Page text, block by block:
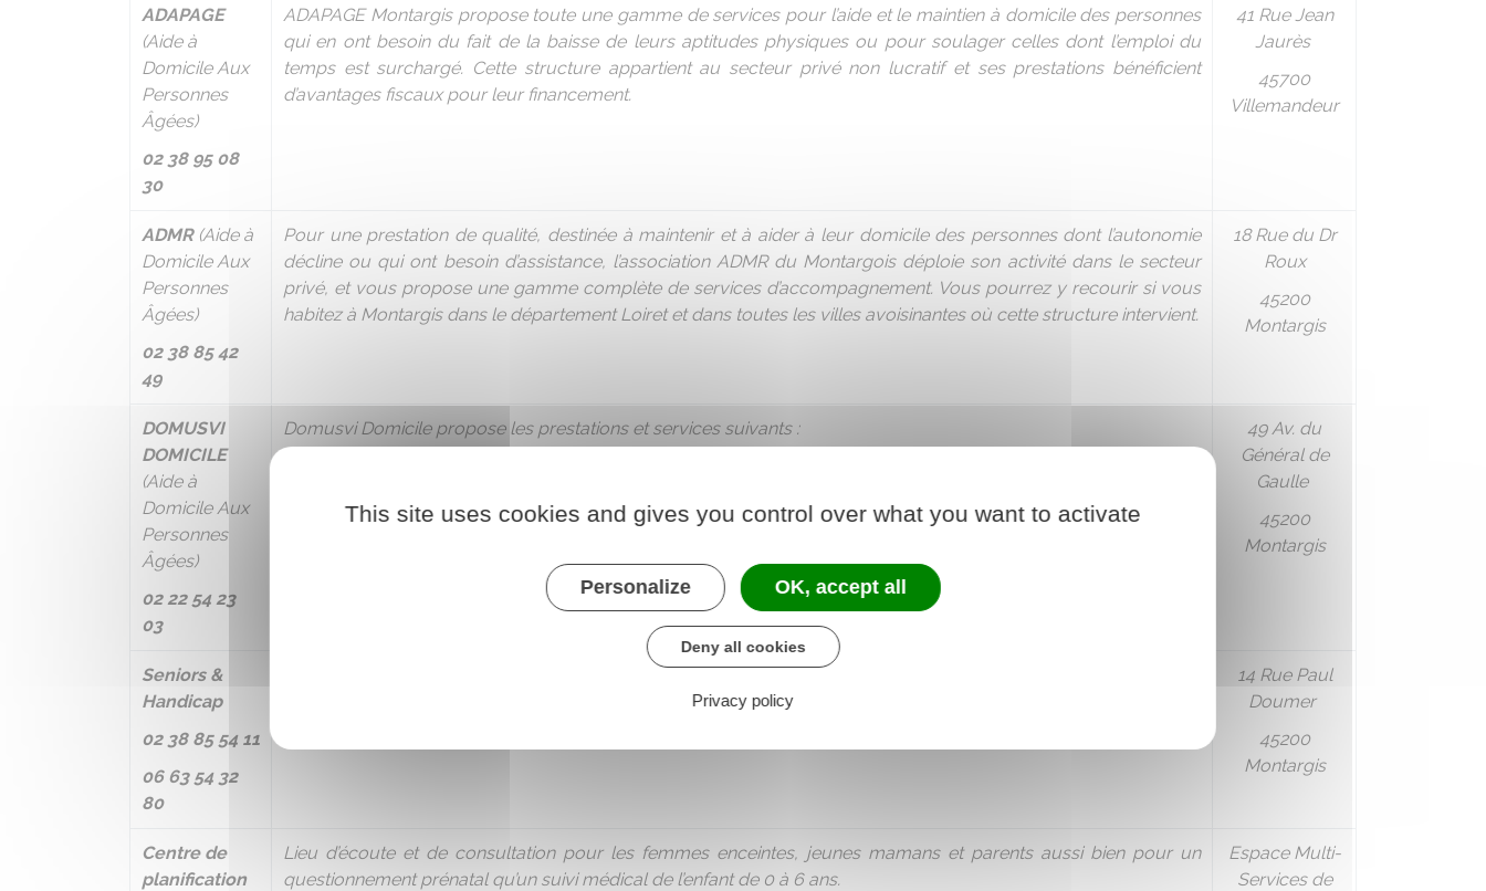
ADAPAGE
(Aide à
Domicile Aux
Personnes
Âgées)
02 38 95 08
30
ADAPAGE Montargis propose toute une gamme de services pour l’aide et le maintien à domicile des personnes
qui en ont besoin du fait de la baisse de leurs aptitudes physiques ou pour soulager celles dont l’emploi du
temps est surchargé. Cette structure appartient au secteur privé non lucratif et ses prestations bénéficient
d’avantages fiscaux pour leur financement.
41 Rue Jean
Jaurès
45700
Villemandeur
ADMR (Aide à
Domicile Aux
Personnes
Âgées)
02 38 85 42
49
Pour une prestation de qualité, destinée à maintenir et à aider à leur domicile des personnes dont l’autonomie
décline ou qui ont besoin d’assistance, l’association ADMR du Montargois déploie son activité dans le secteur
privé, et vous propose une gamme complète de services d’accompagnement. Vous pourrez y recourir si vous
habitez à Montargis dans le département Loiret et dans toutes les villes avoisinantes où cette structure intervient.
18 Rue du Dr
Roux
45200
Montargis
DOMUSVI
DOMICILE
(Aide à
Domicile Aux
Personnes
Âgées)
02 22 54 23
03
Domusvi Domicile propose les prestations et services suivants :
Confection des repas
49 Av. du
Général de
Gaulle
45200
Montargis
Seniors &
Handicap
02 38 85 54 11
06 63 54 32
80
Services à domicile pour personnes âgées, dépendantes, handicapées
14 Rue Paul
Doumer
45200
Montargis
Centre de
planification
Lieu d’écoute et de consultation pour les femmes enceintes, jeunes mamans et parents aussi bien pour un
questionnement prénatal qu’un suivi médical de l’enfant de 0 à 6 ans.
Espace Multi-
Services de
This site uses cookies and gives you control over what you want to activate
Personalize OK, accept all
Deny all cookies
Privacy policy